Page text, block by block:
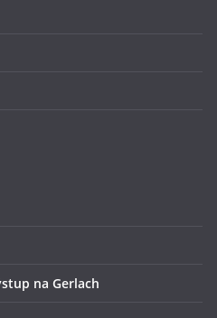
na Gerlach